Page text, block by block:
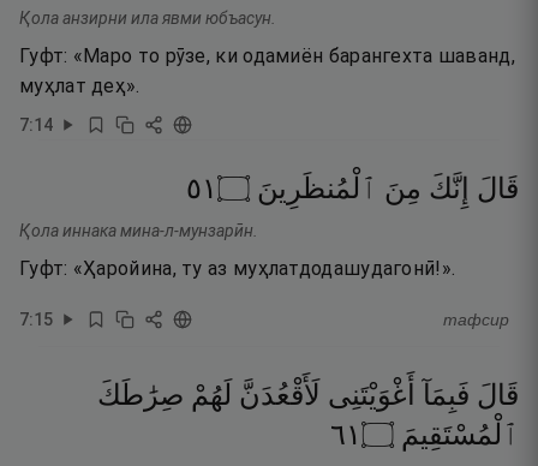
Қола анзирни ила явми юбъасун.
Гуфт: «Маро то рӯзе, ки одамиён барангехта шаванд,
муҳлат деҳ».
7:14
قَالَ إِنَّكَ مِنَ ٱلْمُنظَرِينَ ۝١٥
Қола иннака мина-л-мунзарӣн.
Гуфт: «Ҳаройина, ту аз муҳлатдодашудагонӣ!».
7:15 тафсир
قَالَ فَبِمَآ أَغْوَيْتَنِى لَأَقْعُدَنَّ لَهُمْ صِرَٰطَكَ
ٱلْمُسْتَقِيمَ ۝١٦